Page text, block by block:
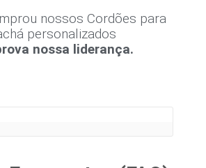
nossos Cordões para
personalizados
nossa liderança.